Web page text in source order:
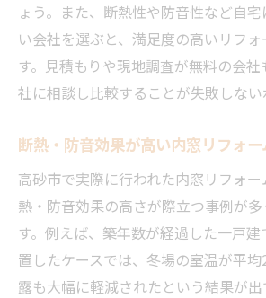
ょう。また、断熱性や防音性など自
い会社を選ぶと、満足度の高いリフ
す。見積もりや現地調査が無料の会
社に相談し比較することが失敗しない
断熱・防音効果が高い内窓リフォ
高砂市で実際に行われた内窓リフォ
熱・防音効果の高さが際立つ事例が
す。例えば、築年数が経過した一戸
置したケースでは、冬場の室温が平
露も大幅に軽減されたという結果が